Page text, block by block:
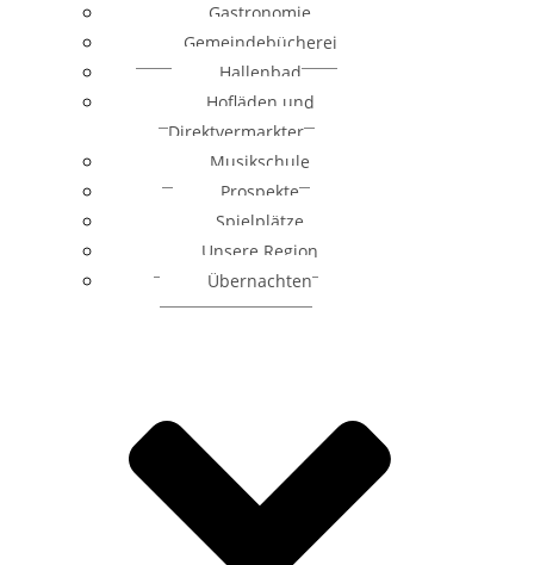
Gastronomie
Gemeindebücherei
Hallenbad
Hofläden und
Direktvermarkter
Musikschule
Prospekte
Spielplätze
Unsere Region
Übernachten